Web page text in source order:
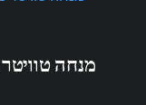
מנחה